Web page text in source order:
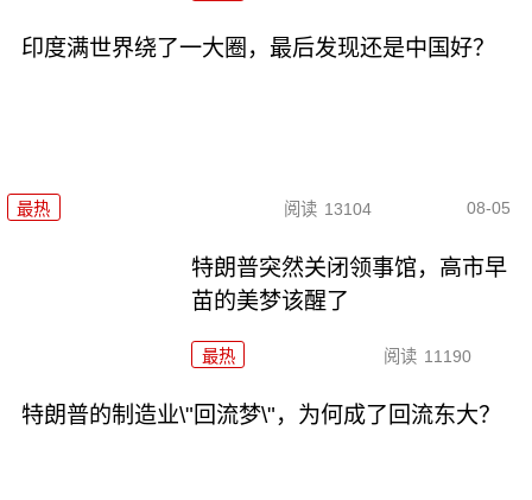
印度满世界绕了一大圈，最后发现还是中国好？
最热 阅读 13104 08-05
特朗普突然关闭领事馆，高市早
苗的美梦该醒了
最热 阅读 11190
特朗普的制造业\"回流梦\"，为何成了回流东大？